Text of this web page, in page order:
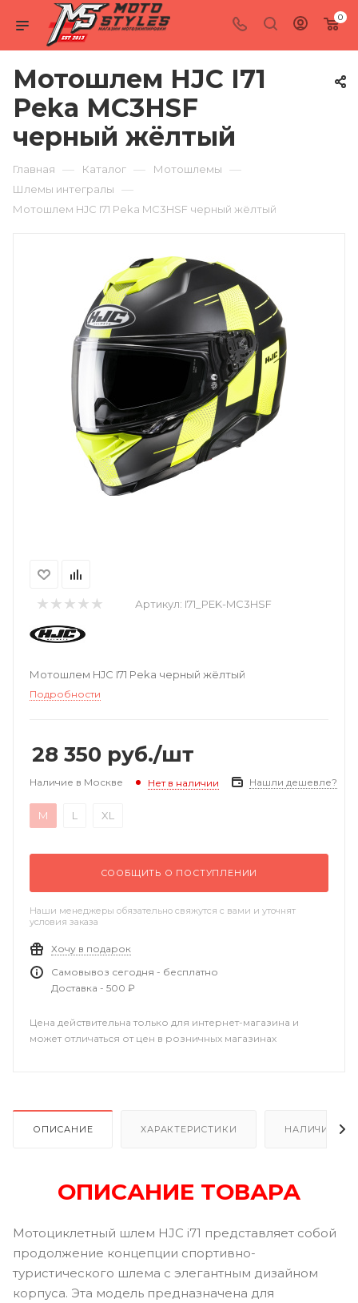
0
Мотошлем HJC I71
Peka MC3HSF
черный жёлтый
Главная — Каталог — Мотошлемы —
Шлемы интегралы —
Мотошлем HJC I71 Peka MC3HSF черный жёлтый
Артикул: I71_PEK-MC3HSF
Мотошлем HJC I71 Peka черный жёлтый
Подробности
28 350 руб./шт
Наличие в Москве Нет в наличии Нашли дешевле?
M L XL
СООБЩИТЬ О ПОСТУПЛЕНИИ
Наши менеджеры обязательно свяжутся с вами и уточнят
условия заказа
Хочу в подарок
Самовывоз сегодня - бесплатно
Доставка - 500 ₽
Цена действительна только для интернет-магазина и
может отличаться от цен в розничных магазинах
ОПИСАНИЕ ХАРАКТЕРИСТИКИ НАЛИЧИЕ
ОПИСАНИЕ ТОВАРА
Мотоциклетный шлем HJC i71 представляет собой
продолжение концепции спортивно-
туристического шлема с элегантным дизайном
корпуса. Эта модель предназначена для